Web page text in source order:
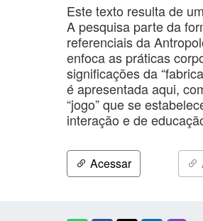
Este texto resulta de
A pesquisa parte da
referenciais da
enfoca as práticas
significações da
é apresentada aqui,
“jogo” que se
interação e de
Acessar